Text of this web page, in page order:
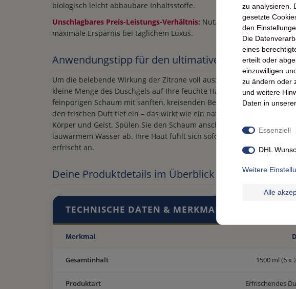
biologisch leicht abbaubare Inhaltsstoffe.
Unschlagbares Preis-Leistungs-Verhältnis: Nutzen Sie den
maximale Ersparnis bei täglichem Luxus.
Anwendungstipp für den ultimativen Frische-
Um die belebende Wirkung der Zitrone voll auszuschöpfen, tragen Sie
kleine Menge des Duschgels auf Ihre feuchte Haut auf. Massieren Sie
feinporigen Schaum mit sanften, kreisenden Bewegungen ein und
den frischen Duft tief ein – das wirkt wie ein natürlicher Wachmacher
Körper und Geist. Spülen Sie den Schaum anschließend gründlich mit
lauwarmem Wasser ab. Ihre Haut fühlt sich sofort sauber, weich und
erfrischt an.
Deine Produktdetails im Überblick
TECHNISCHE DATEN & MERKMALE
Merkmal
Gesamtinhalt 1500 ml (6 x
Produktart Erfrischendes
zu analysieren.
gesetzte
den
Die
eines
erteilt oder
einzuwilligen
zu ändern oder
und weitere
Daten in unserer
Essenziell
DHL
Weitere
Alle